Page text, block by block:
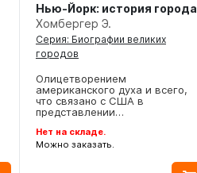
Нью-Йорк: история города
Хомбергер Э.
Серия: Биографии великих
городов
Олицетворением
американского духа и всего,
что связано с США в
представлении…
Нет на складе.
Можно заказать.